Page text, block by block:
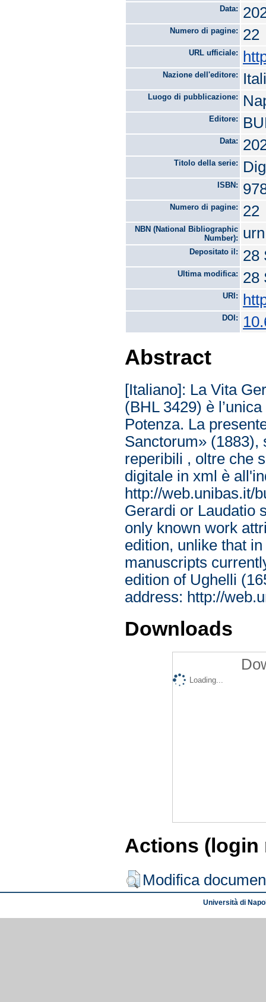
Data:
Numero di pagine: 22
URL ufficiale:
Nazione dell'editore:
Luogo di pubblicazione:
Editore:
Data:
Titolo della serie:
ISBN:
Numero di pagine: 22
NBN (National Bibliographic
Number):
Depositato il: 28
Ultima modifica: 28
URI:
DOI:
Abstract
[Italiano]: La Vita
(BHL 3429) è
Potenza. La
Sanctorum» (1883),
reperibili , oltre che
digitale in xml è
http://web.unibas.it/
Gerardi or Laudatio
only known work
edition, unlike that
manuscripts
edition of Ughelli
address: http://
Downloads
Loading...
Actions (login
Modifica
Università di